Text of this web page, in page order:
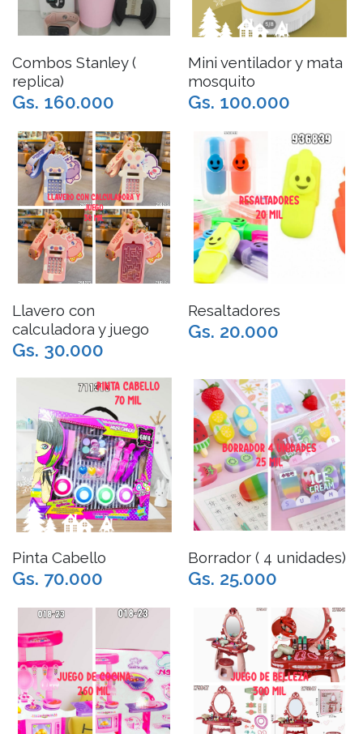
Combos Stanley (
replica)
Gs. 160.000
Mini ventilador y mata
mosquito
Gs. 100.000
Llavero con
calculadora y juego
Gs. 30.000
Resaltadores
Gs. 20.000
Pinta Cabello
Gs. 70.000
Borrador ( 4 unidades)
Gs. 25.000